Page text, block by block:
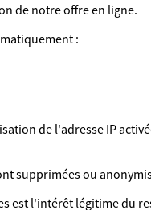
de notre offre en ligne.
:
de l'adresse IP
supprimées ou
est l'intérêt légitime du